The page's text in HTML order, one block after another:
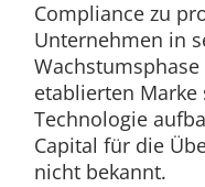
Compliance zu
Unternehmen in
etablierten
Technologie
Capital für die
nicht bekannt.